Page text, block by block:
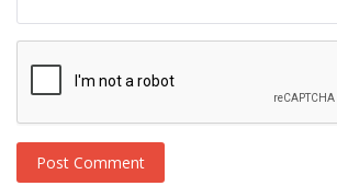
Post Comment